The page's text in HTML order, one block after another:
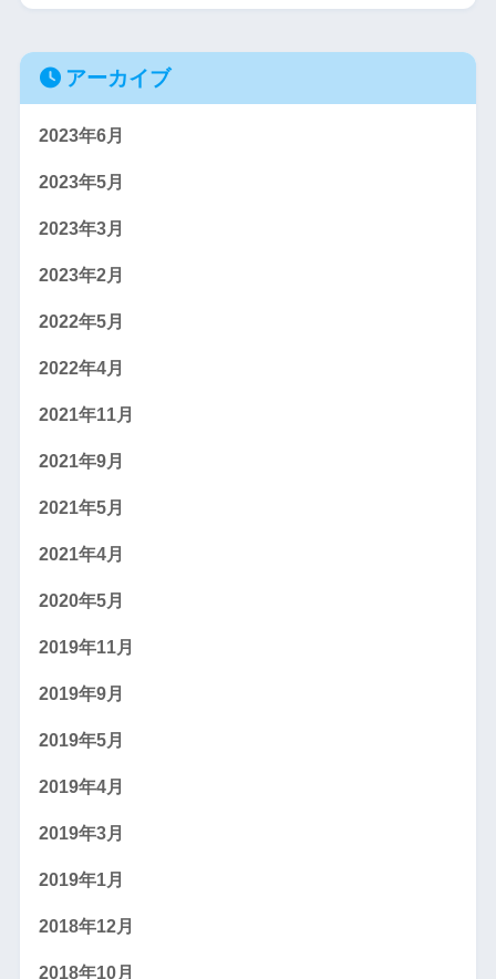
アーカイブ
2023年6月
2023年5月
2023年3月
2023年2月
2022年5月
2022年4月
2021年11月
2021年9月
2021年5月
2021年4月
2020年5月
2019年11月
2019年9月
2019年5月
2019年4月
2019年3月
2019年1月
2018年12月
2018年10月